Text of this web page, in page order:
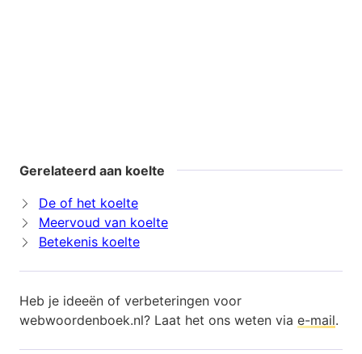
Gerelateerd aan koelte
De of het koelte
Meervoud van koelte
Betekenis koelte
Heb je ideeën of verbeteringen voor
webwoordenboek.nl? Laat het ons weten via e-mail.